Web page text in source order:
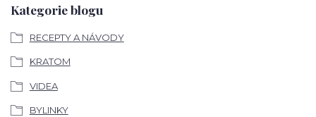
Kategorie blogu
RECEPTY A NÁVODY
KRATOM
VIDEA
BYLINKY